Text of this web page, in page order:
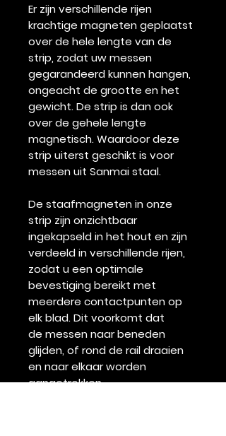
Er zijn verschillende rijen
krachtige magneten geplaatst
over de hele lengte van de
strip, zodat uw messen
gegarandeerd kunnen hangen,
ongeacht de grootte en het
gewicht. De strip is dan ook
over de gehele lengte
magnetisch. Waardoor deze
strip uiterst geschikt is voor
messen uit Sanmai staal.
De staafmagneten in onze
strip zijn onzichtbaar
ingekapseld in het hout en zijn
verdeeld in verschillende rijen,
zodat u een optimale
bevestiging bereikt met
meerdere contactpunten op
elk blad. Dit voorkomt dat
de messen naar beneden
glijden, of rond de rail draaien
en naar elkaar worden
aangetrokken.